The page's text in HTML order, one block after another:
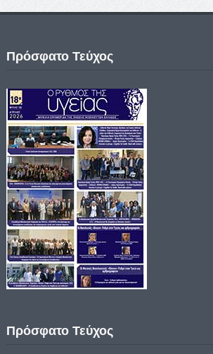
Πρόσφατο Τεύχος
Πρόσφατο Τεύχος